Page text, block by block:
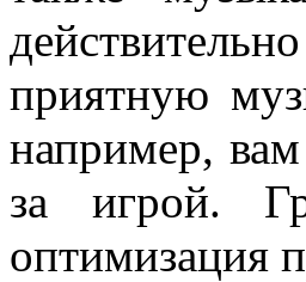
приятную
например,
за игрой.
оптимизация